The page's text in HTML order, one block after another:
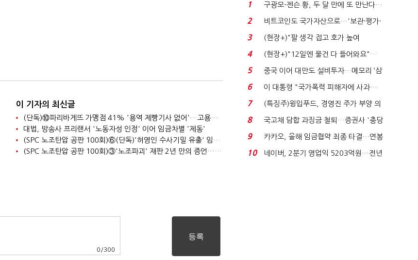
이 기자의 최신글
(단독)⑩파리바게뜨 가맹점 41% '용역 제빵기사 없어'…고용불안 속 브랜드가치도 '흔들'
대법, 방송사 프리랜서 '노동자성 인정' 이어 임금차별 '제동'
(SPC 노조탄압 공판 100회)⑥(단독)'허영인 수사기밀 유출' 임원, 출소하자 '억대 연봉' 고문으로
(SPC 노조탄압 공판 100회)③'노조파괴' 재판 2년 만의 증언…파리바게뜨 지회장 "허영인에 엄벌을"
0 /300
1
구광모-젠슨 황, 두 달 만에 또 만난다…
로봇·AI 등 논...
2
비트코인도 국가자산으로…'보관·평가·
처분' 기준은 ...
3
(현장+)"팔 생각 접고 호가 높여
요"…'덜 똘똘한 한 채' 20...
4
(현장+)"12일엔 물건 다 들어와요"…
빈 매대 채우며 문 연 ...
5
중국 이어 대만도 설비투자…메모리 ‘삼
국전쟁’
6
이 대통령 "국가폭력 피해자에 사과…
적극적 조사로 진...
7
(특징주)윙입푸드, 경영진 주가 부양 의
지에 상한가...
8
국고채 담합 과징금 철퇴…증권사 '충당
금 폭탄' 우려...
9
카카오, 올해 임금협약 최종 타결…연봉
6.3% 인상·격려...
10
네이버, 2분기 영업익 5203억원…전년